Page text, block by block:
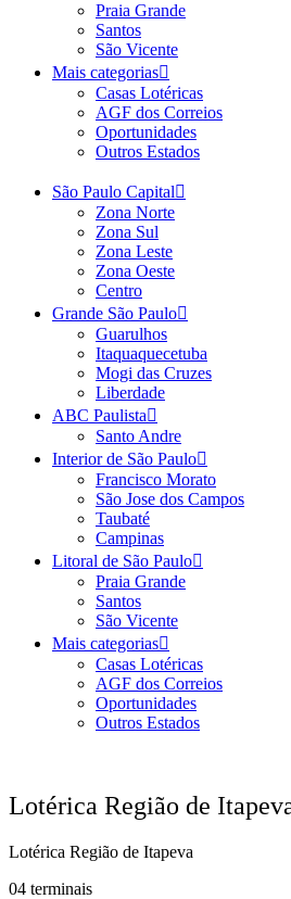
Praia Grande
Santos
São Vicente
Mais categorias
Casas Lotéricas
AGF dos Correios
Oportunidades
Outros Estados
São Paulo Capital
Zona Norte
Zona Sul
Zona Leste
Zona Oeste
Centro
Grande São Paulo
Guarulhos
Itaquaquecetuba
Mogi das Cruzes
Liberdade
ABC Paulista
Santo Andre
Interior de São Paulo
Francisco Morato
São Jose dos Campos
Taubaté
Campinas
Litoral de São Paulo
Praia Grande
Santos
São Vicente
Mais categorias
Casas Lotéricas
AGF dos Correios
Oportunidades
Outros Estados
Lotérica Região de
Lotérica Região de Itapeva
04 terminais